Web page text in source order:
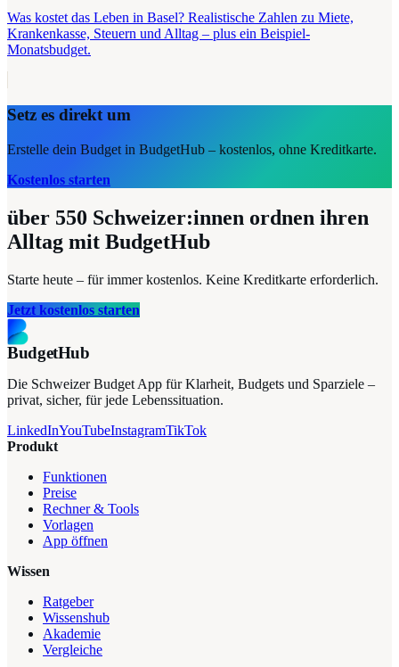
Was kostet das Leben in Basel? Realistische Zahlen zu Miete,
Krankenkasse, Steuern und Alltag – plus ein Beispiel-
Monatsbudget.
Setz es direkt um
Erstelle dein Budget in BudgetHub – kostenlos, ohne Kreditkarte.
Kostenlos starten
über 550 Schweizer:innen ordnen ihren
Alltag mit BudgetHub
Starte heute – für immer kostenlos. Keine Kreditkarte erforderlich.
Jetzt kostenlos starten
BudgetHub
Die Schweizer Budget App für Klarheit, Budgets und Sparziele –
privat, sicher, für jede Lebenssituation.
LinkedInYouTubeInstagramTikTok
Produkt
Funktionen
Preise
Rechner & Tools
Vorlagen
App öffnen
Wissen
Ratgeber
Wissenshub
Akademie
Vergleiche